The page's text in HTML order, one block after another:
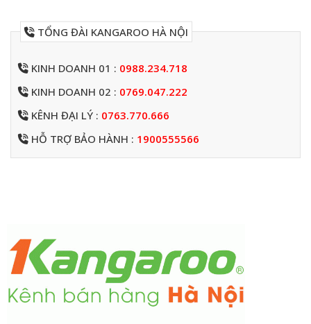
TỔNG ĐÀI KANGAROO HÀ NỘI
KINH DOANH 01 : 0988.234.718
KINH DOANH 02 : 0769.047.222
KÊNH ĐẠI LÝ : 0763.770.666
HỖ TRỢ BẢO HÀNH : 1900555566